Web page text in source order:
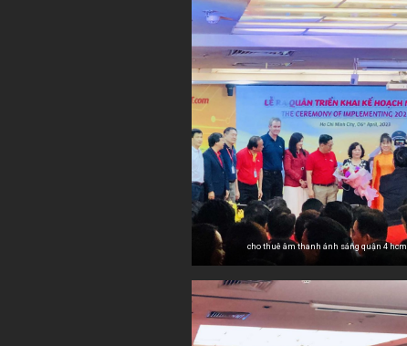
cho thuê âm thanh ánh sáng quận 4 hcm